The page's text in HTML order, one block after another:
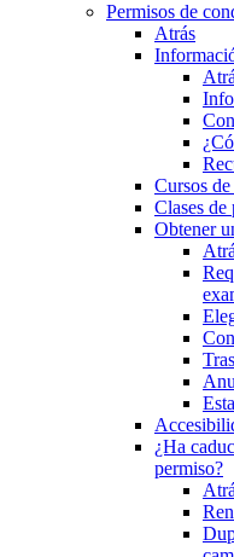
Permisos de
Atrás
Cursos
Clases de
Obtener
¿Ha
permiso?